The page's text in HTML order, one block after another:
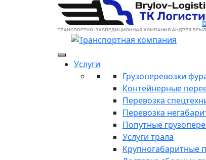
Услуги
Грузоперевозки
Контейнерные
Перевозка
Перевозка
Попутные
Услуги трала
Крупногабаритные